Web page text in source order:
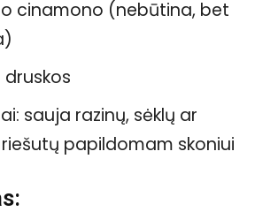
cinamono (nebūtina, bet
druskos
sauja razinų, sėklų ar
papildomam skoniui